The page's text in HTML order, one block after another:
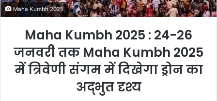
Maha Kumbh 2025
Maha Kumbh 2025 : 24-26
जनवरी तक Maha Kumbh 2025
में त्रिवेणी संगम में दिखेगा ड्रोन का
अद्भुत दृश्य